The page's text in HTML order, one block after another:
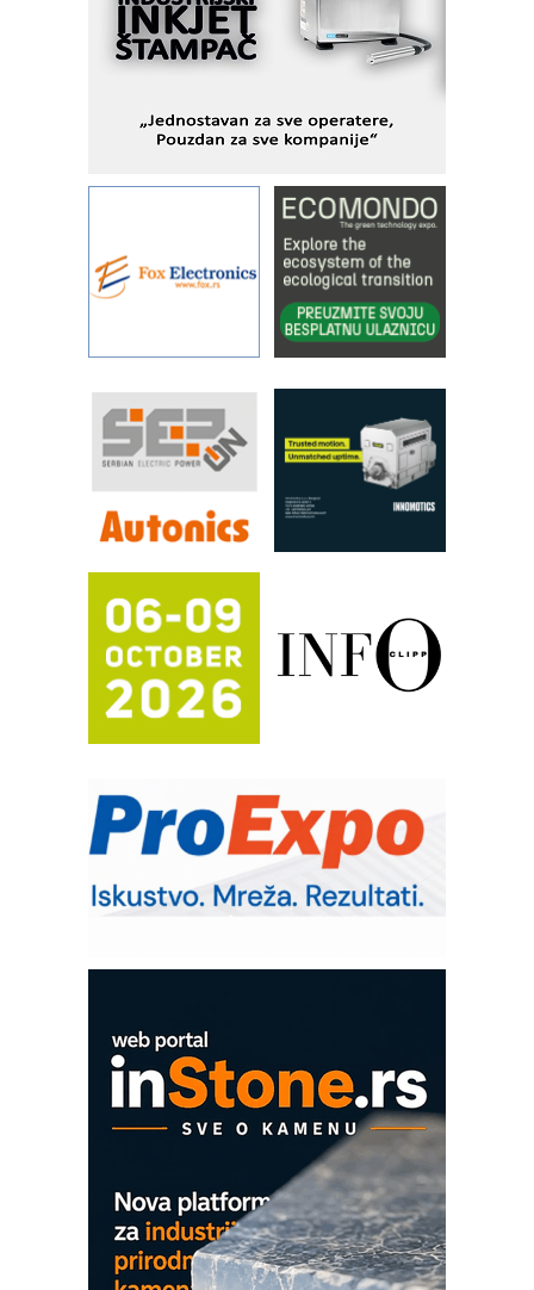
metrologiji i pametnim dozirnim
rešenjima
STAUFF – Komponente koje
sistema
YAMADA pumpe – japanska
pouzdanost u transferu fluida
Filtration Group Industrial – Napredna
rešenja za filtraciju u hidrauličkim i
procesnim sistemima
Art Utopia Studio – vizuelne priče
RILINEX kompanije Rittal
FANUC: Najbolje za vašu pametnu
automatizaciju
Efikasno upravljanje energijom
Automatizacija pakovanja · Display
Proizvodnja iC7 Hybrid 1500 VDC
mrežnog pretvarača sa tečnim
hlađenjem
Potpuna efikasnost bez složenih
sistema
IB BLUMENAUER - više od 40 godina
poverenja u industriji
RMQ-TITAN ADVANCED INDICATOR
– Pametna signalizacija za efikasnije
upravljanje mašinama
EVOKS Maintenance Management
ROSA i SCHUNK podižu proizvodnju
na viši nivo
Detekcija različitih oblika
MAREX - Lim i mašine za savremena